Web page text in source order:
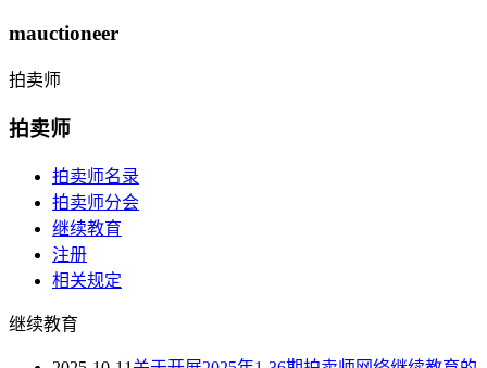
mauctioneer
拍卖师
拍卖师
拍卖师名录
拍卖师分会
继续教育
注册
相关规定
继续教育